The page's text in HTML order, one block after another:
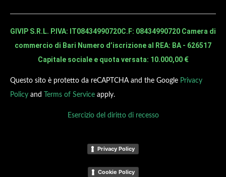
GIVIP S.R.L. P.IVA: IT08434990720C.F: 08434990720 Camera di
commercio di Bari Numero d’iscrizione al REA: BA - 626517
Capitale sociale e quota versata: 10.000,00 €
Questo sito è protetto da reCAPTCHA and the Google Privacy
Policy and Terms of Service apply.
Esercizio del diritto di recesso
Privacy Policy
Cookie Policy